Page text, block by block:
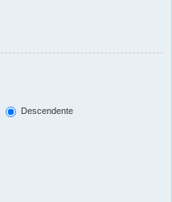
Descendente